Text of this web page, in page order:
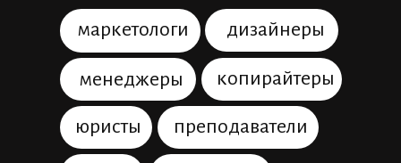
маркетологи дизайнеры
менеджеры копирайтеры
преподаватели
юристы